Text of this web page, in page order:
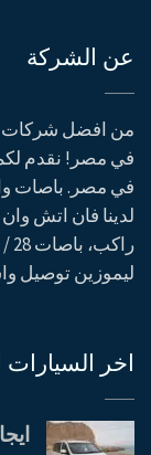
عن الشركة
من افضل شركات
في مصر! نقدم لكم
في مصر. باصات
ليموزين توصيل
اخر